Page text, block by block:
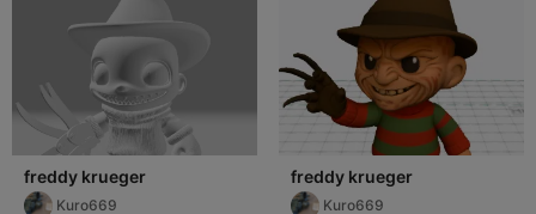
freddy krueger
Kuro669
freddy krueger
Kuro669